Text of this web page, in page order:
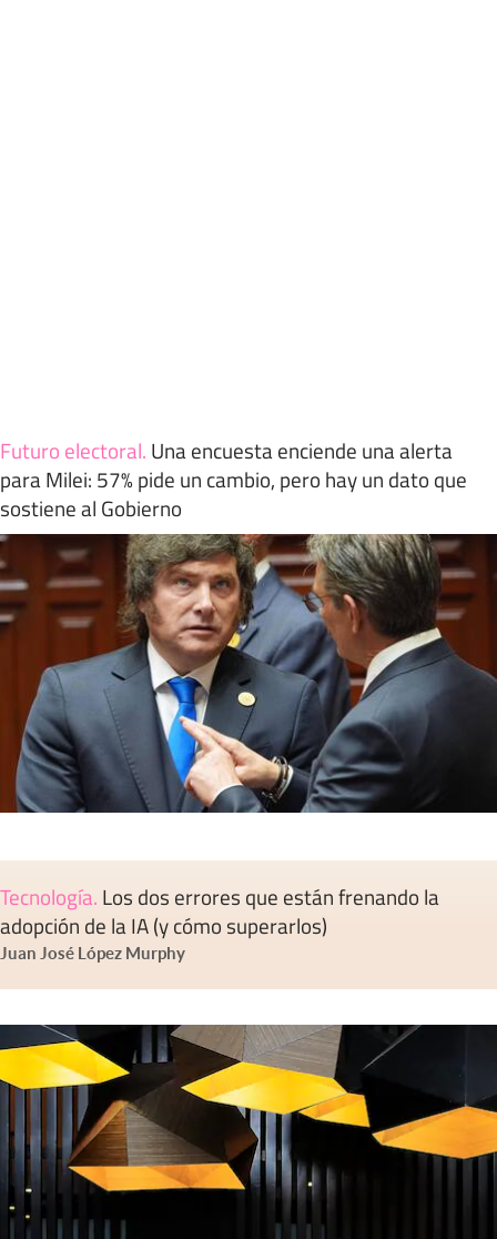
Futuro electoral. Una encuesta enciende una alerta
para Milei: 57% pide un cambio, pero hay un dato que
sostiene al Gobierno
Tecnología. Los dos errores que están frenando la
adopción de la IA (y cómo superarlos)
Juan José López Murphy